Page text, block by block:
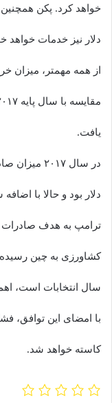
دلار نیز خدمات خواهد
از همه مهمتر، میزان
یافت.
کشاورزی به چین
سال انتخابات است،
با امضای این توافق،
کاسته خواهد شد.